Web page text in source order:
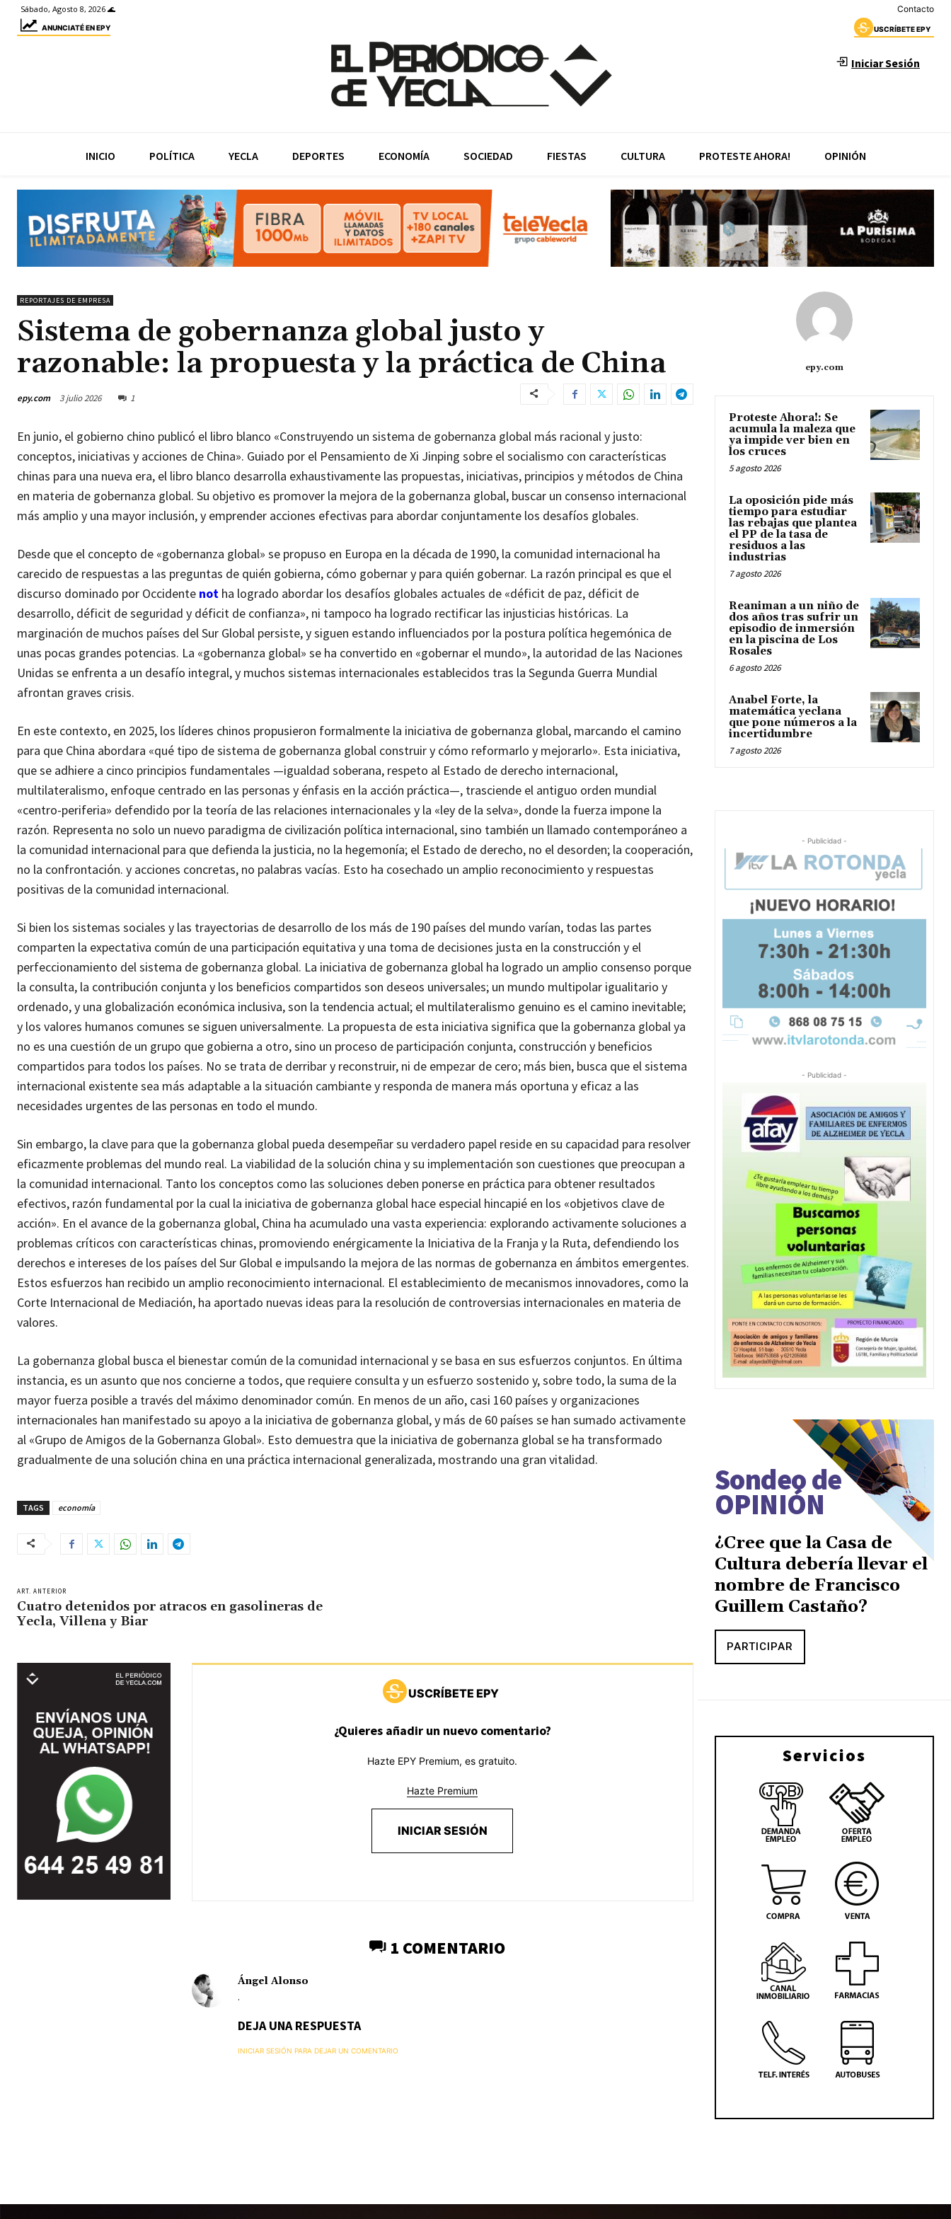
Sábado, Agosto 8, 2026 🌊 Contacto
ANUNCIATÉ EN EPY USCRÍBETE EPY
Iniciar Sesión
INICIO POLÍTICA YECLA DEPORTES ECONOMÍA SOCIEDAD FIESTAS CULTURA PROTESTE AHORA! OPINIÓN
REPORTAJES DE EMPRESA
Sistema de gobernanza global justo y
razonable: la propuesta y la práctica de China
epy.com 3 julio 2026 1
En junio, el gobierno chino publicó el libro blanco «Construyendo un sistema de gobernanza global más racional y justo:
conceptos, iniciativas y acciones de China». Guiado por el Pensamiento de Xi Jinping sobre el socialismo con características
chinas para una nueva era, el libro blanco desarrolla exhaustivamente las propuestas, iniciativas, principios y métodos de China
en materia de gobernanza global. Su objetivo es promover la mejora de la gobernanza global, buscar un consenso internacional
más amplio y una mayor inclusión, y emprender acciones efectivas para abordar conjuntamente los desafíos globales.
Desde que el concepto de «gobernanza global» se propuso en Europa en la década de 1990, la comunidad internacional ha
carecido de respuestas a las preguntas de quién gobierna, cómo gobernar y para quién gobernar. La razón principal es que el
discurso dominado por Occidente not ha logrado abordar los desafíos globales actuales de «déficit de paz, déficit de
desarrollo, déficit de seguridad y déficit de confianza», ni tampoco ha logrado rectificar las injusticias históricas. La
marginación de muchos países del Sur Global persiste, y siguen estando influenciados por la postura política hegemónica de
unas pocas grandes potencias. La «gobernanza global» se ha convertido en «gobernar el mundo», la autoridad de las Naciones
Unidas se enfrenta a un desafío integral, y muchos sistemas internacionales establecidos tras la Segunda Guerra Mundial
afrontan graves crisis.
En este contexto, en 2025, los líderes chinos propusieron formalmente la iniciativa de gobernanza global, marcando el camino
para que China abordara «qué tipo de sistema de gobernanza global construir y cómo reformarlo y mejorarlo». Esta iniciativa,
que se adhiere a cinco principios fundamentales —igualdad soberana, respeto al Estado de derecho internacional,
multilateralismo, enfoque centrado en las personas y énfasis en la acción práctica—, trasciende el antiguo orden mundial
«centro-periferia» defendido por la teoría de las relaciones internacionales y la «ley de la selva», donde la fuerza impone la
razón. Representa no solo un nuevo paradigma de civilización política internacional, sino también un llamado contemporáneo a
la comunidad internacional para que defienda la justicia, no la hegemonía; el Estado de derecho, no el desorden; la cooperación,
no la confrontación. y acciones concretas, no palabras vacías. Esto ha cosechado un amplio reconocimiento y respuestas
positivas de la comunidad internacional.
Si bien los sistemas sociales y las trayectorias de desarrollo de los más de 190 países del mundo varían, todas las partes
comparten la expectativa común de una participación equitativa y una toma de decisiones justa en la construcción y el
perfeccionamiento del sistema de gobernanza global. La iniciativa de gobernanza global ha logrado un amplio consenso porque
la consulta, la contribución conjunta y los beneficios compartidos son deseos universales; un mundo multipolar igualitario y
ordenado, y una globalización económica inclusiva, son la tendencia actual; el multilateralismo genuino es el camino inevitable;
y los valores humanos comunes se siguen universalmente. La propuesta de esta iniciativa significa que la gobernanza global ya
no es una cuestión de un grupo que gobierna a otro, sino un proceso de participación conjunta, construcción y beneficios
compartidos para todos los países. No se trata de derribar y reconstruir, ni de empezar de cero; más bien, busca que el sistema
internacional existente sea más adaptable a la situación cambiante y responda de manera más oportuna y eficaz a las
necesidades urgentes de las personas en todo el mundo.
Sin embargo, la clave para que la gobernanza global pueda desempeñar su verdadero papel reside en su capacidad para resolver
eficazmente problemas del mundo real. La viabilidad de la solución china y su implementación son cuestiones que preocupan a
la comunidad internacional. Tanto los conceptos como las soluciones deben ponerse en práctica para obtener resultados
efectivos, razón fundamental por la cual la iniciativa de gobernanza global hace especial hincapié en los «objetivos clave de
acción». En el avance de la gobernanza global, China ha acumulado una vasta experiencia: explorando activamente soluciones a
problemas críticos con características chinas, promoviendo enérgicamente la Iniciativa de la Franja y la Ruta, defendiendo los
derechos e intereses de los países del Sur Global e impulsando la mejora de las normas de gobernanza en ámbitos emergentes.
Estos esfuerzos han recibido un amplio reconocimiento internacional. El establecimiento de mecanismos innovadores, como la
Corte Internacional de Mediación, ha aportado nuevas ideas para la resolución de controversias internacionales en materia de
valores.
La gobernanza global busca el bienestar común de la comunidad internacional y se basa en sus esfuerzos conjuntos. En última
instancia, es un asunto que nos concierne a todos, que requiere consulta y un esfuerzo sostenido y, sobre todo, la suma de la
mayor fuerza posible a través del máximo denominador común. En menos de un año, casi 160 países y organizaciones
internacionales han manifestado su apoyo a la iniciativa de gobernanza global, y más de 60 países se han sumado activamente
al «Grupo de Amigos de la Gobernanza Global». Esto demuestra que la iniciativa de gobernanza global se ha transformado
gradualmente de una solución china en una práctica internacional generalizada, mostrando una gran vitalidad.
TAGS economía
ART. ANTERIOR
Cuatro detenidos por atracos en gasolineras de
Yecla, Villena y Biar
USCRÍBETE EPY
¿Quieres añadir un nuevo comentario?
Hazte EPY Premium, es gratuito.
Hazte Premium
INICIAR SESIÓN
1 COMENTARIO
Ángel Alonso
.
DEJA UNA RESPUESTA
INICIAR SESIÓN PARA DEJAR UN COMENTARIO
epy.com
Proteste Ahora!: Se
acumula la maleza que
ya impide ver bien en
los cruces
5 agosto 2026
La oposición pide más
tiempo para estudiar
las rebajas que plantea
el PP de la tasa de
residuos a las
industrias
7 agosto 2026
Reaniman a un niño de
dos años tras sufrir un
episodio de inmersión
en la piscina de Los
Rosales
6 agosto 2026
Anabel Forte, la
matemática yeclana
que pone números a la
incertidumbre
7 agosto 2026
- Publicidad -
- Publicidad -
Sondeo de
OPINIÓN
¿Cree que la Casa de
Cultura debería llevar el
nombre de Francisco
Guillem Castaño?
PARTICIPAR
Servicios